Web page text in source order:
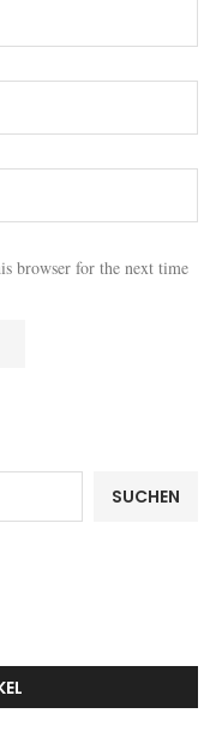
browser for the next time
SUCHEN